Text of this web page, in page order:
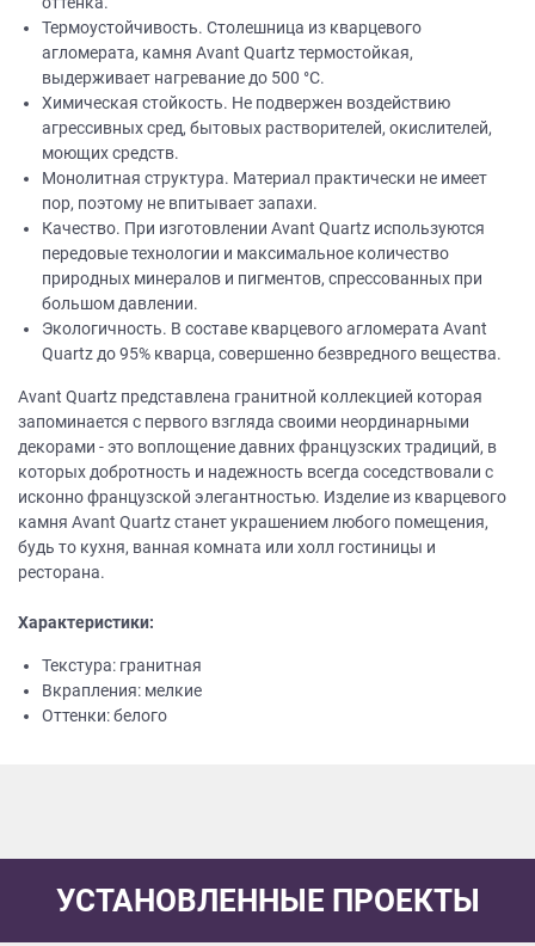
Термоустойчивость. Столешница из кварцевого
агломерата, камня Avant Quartz термостойкая,
выдерживает нагревание до 500 °C.
Химическая стойкость. Не подвержен воздействию
агрессивных сред, бытовых растворителей, окислителей,
моющих средств.
Монолитная структура. Материал практически не имеет
пор, поэтому не впитывает запахи.
Качество. При изготовлении Avant Quartz используются
передовые технологии и максимальное количество
природных минералов и пигментов, спрессованных при
большом давлении.
Экологичность. В составе кварцевого агломерата Avant
Quartz до 95% кварца, совершенно безвредного вещества.
Avant Quartz представлена гранитной коллекцией которая
запоминается с первого взгляда своими неординарными
декорами - это воплощение давних французских традиций, в
которых добротность и надежность всегда соседствовали с
исконно французской элегантностью. Изделие из кварцевого
камня Avant Quartz станет украшением любого помещения,
будь то кухня, ванная комната или холл гостиницы и
ресторана.
Характеристики:
Текстура: гранитная
Вкрапления: мелкие
Оттенки: белого
УСТАНОВЛЕННЫЕ ПРОЕКТЫ